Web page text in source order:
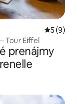
5 (9)
Tour Eiffel
prenájmy